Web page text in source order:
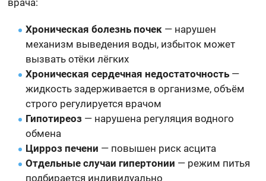
Хроническая болезнь почек — нарушен
механизм выведения воды, избыток может
вызвать отёки лёгких
Хроническая сердечная недостаточность —
жидкость задерживается в организме, объём
строго регулируется врачом
Гипотиреоз — нарушена регуляция водного
обмена
Цирроз печени — повышен риск асцита
Отдельные случаи гипертонии — режим питья
подбирается индивидуально